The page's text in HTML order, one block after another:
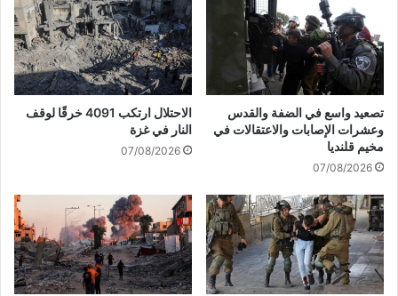
ر
ا
مُ
ق
ا
ت
ل
ي
ن
ف
ي
ا
ر
ن
د
ل
ح
د
و
د
ا
ل
تصعيد واسع في الضفة والقدس
وعشرات الإصابات والاعتقالات في
مخيم قلنديا
07/08/2026
الاحتلال ارتكب 4091 خرقًا لوقف
النار في غزة
07/08/2026